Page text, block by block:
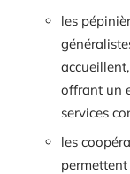
les
offrant un
services
les